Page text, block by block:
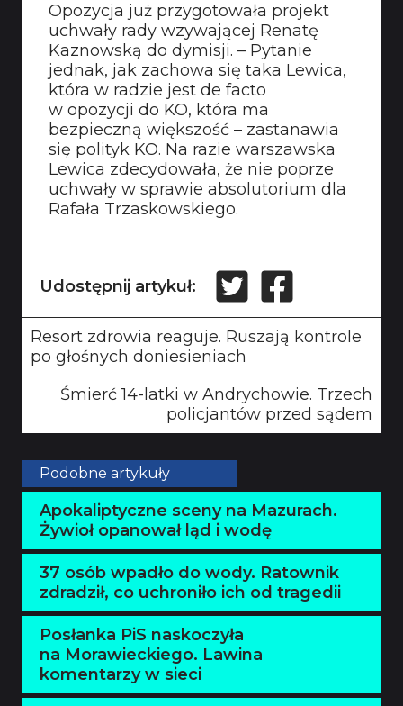
Opozycja już przygotowała projekt
uchwały rady wzywającej Renatę
Kaznowską do dymisji. – Pytanie
jednak, jak zachowa się taka Lewica,
która w radzie jest de facto
w opozycji do KO, która ma
bezpieczną większość – zastanawia
się polityk KO. Na razie warszawska
Lewica zdecydowała, że nie poprze
uchwały w sprawie absolutorium dla
Rafała Trzaskowskiego.
Udostępnij artykuł:
Resort zdrowia reaguje. Ruszają kontrole
po głośnych doniesieniach
Śmierć 14-latki w Andrychowie. Trzech
policjantów przed sądem
Podobne artykuły
Apokaliptyczne sceny na Mazurach.
Żywioł opanował ląd i wodę
37 osób wpadło do wody. Ratownik
zdradził, co uchroniło ich od tragedii
Posłanka PiS naskoczyła
na Morawieckiego. Lawina
komentarzy w sieci